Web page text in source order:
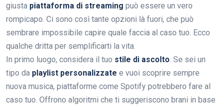
giusta piattaforma di streaming può essere un vero
rompicapo. Ci sono così tante opzioni là fuori, che può
sembrare impossibile capire quale faccia al caso tuo. Ecco
qualche dritta per semplificarti la vita.
In primo luogo, considera il tuo stile di ascolto. Se sei un
tipo da playlist personalizzate e vuoi scoprire sempre
nuova musica, piattaforme come Spotify potrebbero fare al
caso tuo. Offrono algoritmi che ti suggeriscono brani in base